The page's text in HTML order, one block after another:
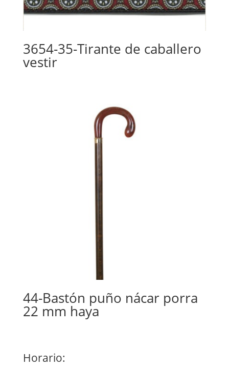
3654-35-Tirante de caballero
vestir
44-Bastón puño nácar porra
22 mm haya
Horario: